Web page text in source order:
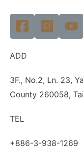
ADD
3F., No.2, Ln. 23,
County 260058,
TEL
+886-3-938-1269